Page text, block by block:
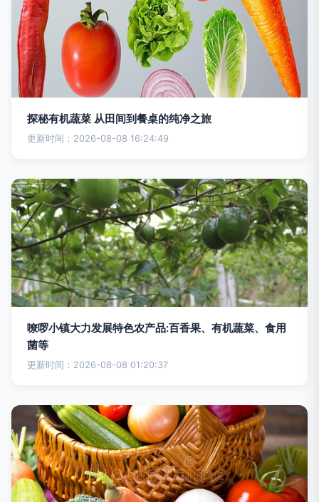
探秘有机蔬菜 从田间到餐桌的纯净之旅
更新时间：2026-08-08 16:24:49
嘹啰小镇大力发展特色农产品:百香果、有机蔬菜、食用
菌等
更新时间：2026-08-08 01:20:37